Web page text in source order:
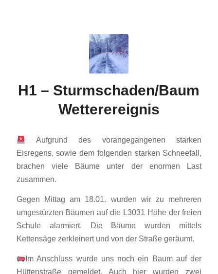
H1 – Sturmschaden/Baum
Wetterereignis
Aufgrund des vorangegangenen starken
Eisregens, sowie dem folgenden starken Schneefall,
brachen viele Bäume unter der enormen Last
zusammen.
Gegen Mittag am 18.01. wurden wir zu mehreren
umgestürzten Bäumen auf die L3031 Höhe der freien
Schule alarmiert. Die Bäume wurden mittels
Kettensäge zerkleinert und von der Straße geräumt.
Im Anschluss wurde uns noch ein Baum auf der
Hüttenstraße gemeldet. Auch hier wurden zwei